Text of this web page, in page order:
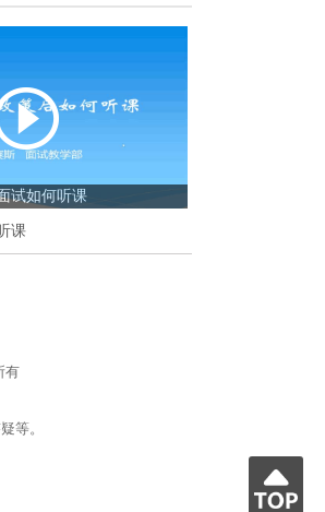
试如何听课
课
有
等。